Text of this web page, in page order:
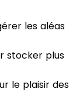
les aléas
stocker plus
le plaisir des